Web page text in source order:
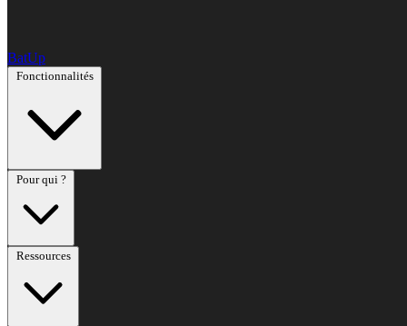
BatUp
Fonctionnalités
Pour qui ?
Ressources